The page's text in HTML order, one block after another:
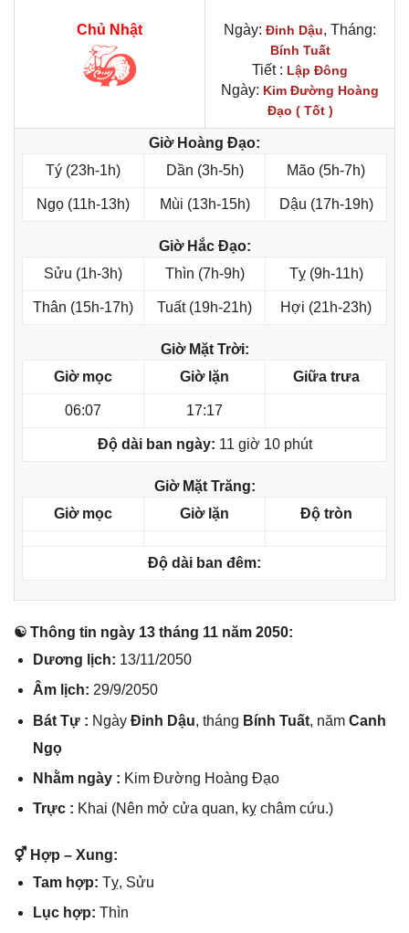
Chủ Nhật Ngày: Đinh Dậu, Tháng:
Bính Tuất
Tiết : Lập Đông
Ngày: Kim Đường Hoàng
Đạo ( Tốt )
Giờ Hoàng Đạo:
Tý (23h-1h)
Dần (3h-5h) Mão (5h-7h)
Ngọ (11h-13h) Mùi (13h-15h) Dậu (17h-19h)
Giờ Hắc Đạo:
Sửu (1h-3h)
Thìn (7h-9h) Tỵ (9h-11h)
Thân (15h-17h) Tuất (19h-21h) Hợi (21h-23h)
Giờ Mặt Trời:
Giờ mọc
Giờ lặn Giữa trưa
06:07 17:17
Độ dài ban ngày: 11 giờ 10 phút
Giờ Mặt Trăng:
Giờ mọc
Giờ lặn Độ tròn
Độ dài ban đêm:
☯ Thônɡ tin ngày 13 thánɡ 11 năm 2050:
Dươnɡ lịch: 13/11/2050
Âm lịch: 29/9/2050
Bát Tự : Ngày Đinh Dậu, thánɡ Bính Tuất, năm Canh
Ngọ
Nhằm ngày : Kim Đườnɡ Hoànɡ Đạo
Trực : Khai (Nên mở cửa quan, kỵ châm cứu.)
⚥ Hợp – Xung:
Tam hợp: Tỵ, Sửu
Lục hợp: Thìn